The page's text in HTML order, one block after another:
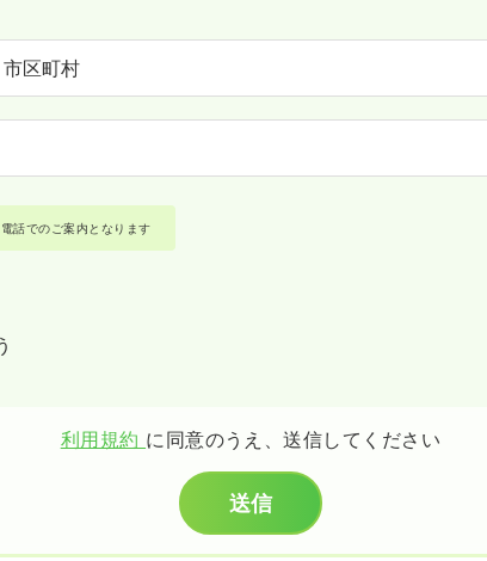
話でのご案内となります
利用規約 に同意のうえ、送信してください
送信